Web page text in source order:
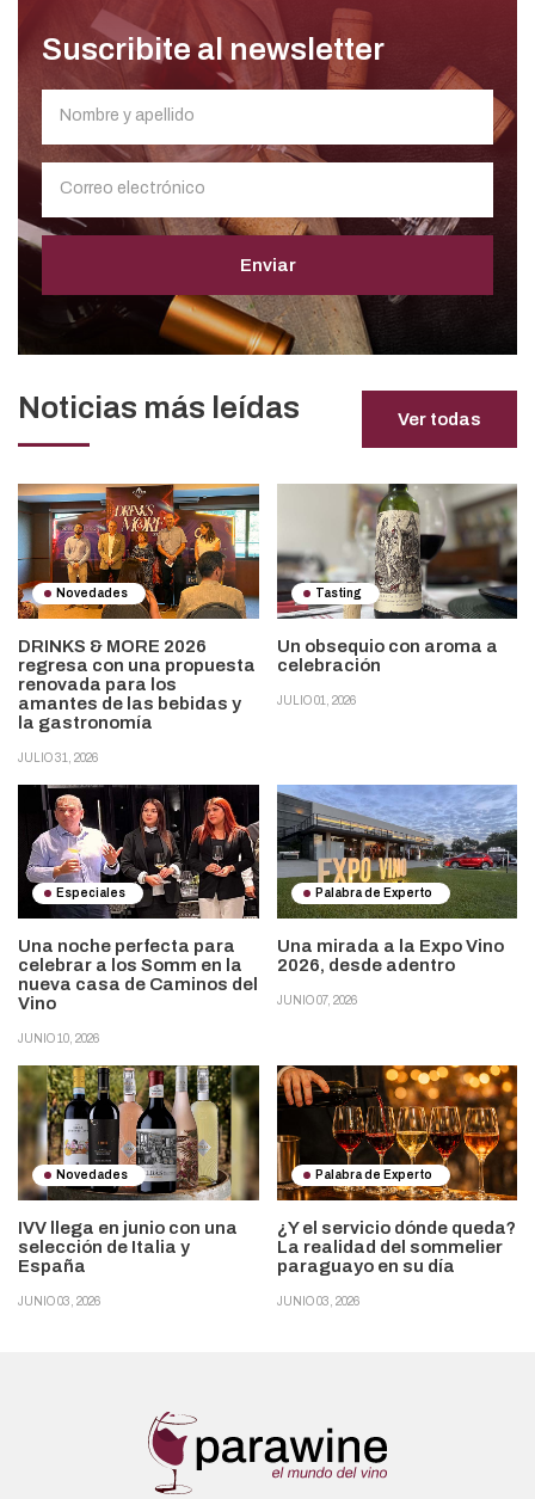
Suscribite al newsletter
Enviar
Noticias más leídas Ver todas
Novedades
DRINKS & MORE 2026
regresa con una propuesta
renovada para los
amantes de las bebidas y
la gastronomía
JULIO 31, 2026
Tasting
Un obsequio con aroma a
celebración
JULIO 01, 2026
Especiales
Una noche perfecta para
celebrar a los Somm en la
nueva casa de Caminos del
Vino
JUNIO 10, 2026
Palabra de Experto
Una mirada a la Expo Vino
2026, desde adentro
JUNIO 07, 2026
Novedades
IVV llega en junio con una
selección de Italia y
España
JUNIO 03, 2026
Palabra de Experto
¿Y el servicio dónde queda?
La realidad del sommelier
paraguayo en su día
JUNIO 03, 2026